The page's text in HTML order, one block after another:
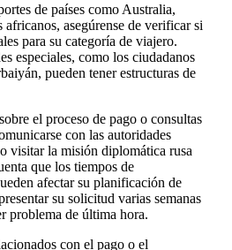
de países como Australia,
asegúrense de verificar si
para su categoría de viajero.
especiales, como los ciudadanos
pueden tener estructuras de
el proceso de pago o consultas
con las autoridades
visitar la misión diplomática rusa
que los tiempos de
afectar su planificación de
su solicitud varias semanas
problema de última hora.
con el pago o el